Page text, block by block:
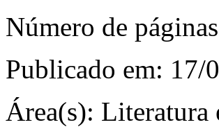
Número de
Publicado em: 17/
Área(s): Literatura